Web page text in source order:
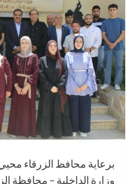
برعاية محافظ الزرقاء
وزارة الداخلية – محافظة